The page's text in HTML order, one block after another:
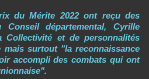
du Mérite 2022 ont reçu des
départemental, Cyrille
Collectivité et de personnalités
mais surtout "la reconnaissance
accompli des combats qui ont